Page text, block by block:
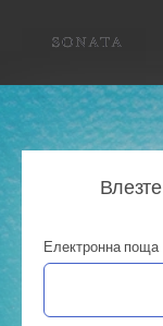
Електронна поща